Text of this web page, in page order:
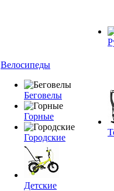
Велосипеды
Беговелы
Горные
Городские
Детские